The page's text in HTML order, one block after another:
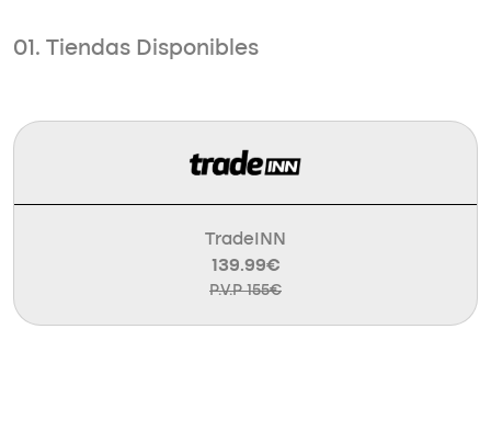
01. Tiendas Disponibles
TradeINN
139.99€
P.V.P 155€